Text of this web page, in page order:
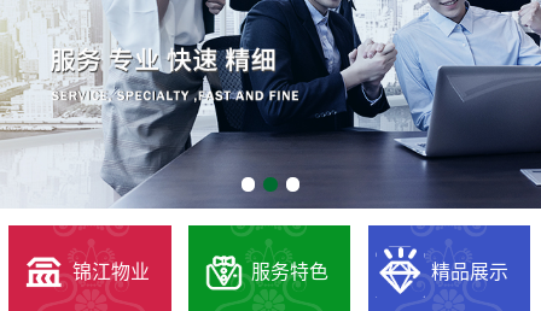
锦江物业 服务特色 精品展示